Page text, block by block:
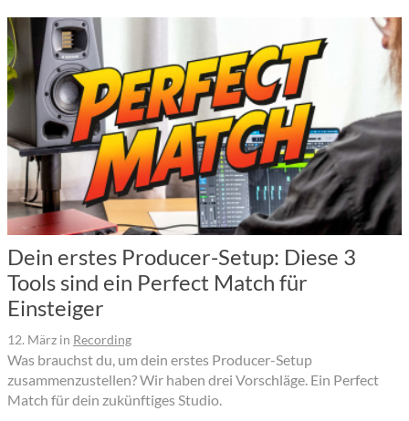
Dein erstes Producer-Setup: Diese 3
Tools sind ein Perfect Match für
Einsteiger
12. März in Recording
Was brauchst du, um dein erstes Producer-Setup
zusammenzustellen? Wir haben drei Vorschläge. Ein Perfect
Match für dein zukünftiges Studio.